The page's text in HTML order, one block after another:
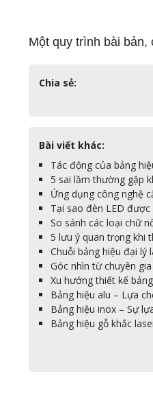
Một quy trình bài
Chia sẻ:
Bài viết khác:
Tác động của bảng
5 sai lầm thường gặp
Ứng dụng công nghệ
Tại sao đèn LED
So sánh các loại chữ
5 lưu ý quan trọng khi
Chuỗi bảng hiệu đại
Góc nhìn từ chuyên
Xu hướng thiết kế
Bảng hiệu alu – Lựa
Bảng hiệu inox – Sự
Bảng hiệu gỗ khắc